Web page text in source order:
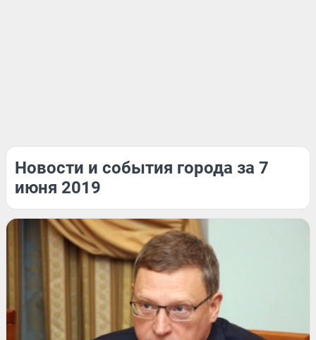
Новости и события города за 7
июня 2019